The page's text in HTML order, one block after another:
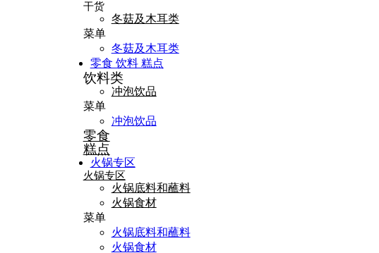
干货
冬菇及木耳类
菜单
冬菇及木耳类
零食 饮料 糕点
饮料类
冲泡饮品
菜单
冲泡饮品
零食
糕点
火锅专区
火锅专区
火锅底料和蘸料
火锅食材
菜单
火锅底料和蘸料
火锅食材